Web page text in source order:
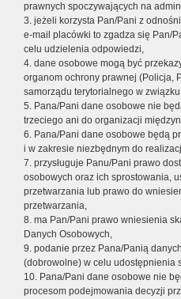
prawnych spoczywających na
3. jeżeli korzysta Pan/Pani z
e-mail placówki to zgadza się Pan/
celu udzielenia odpowiedzi,
4. dane osobowe mogą być
organom ochrony prawnej (Policja,
samorządu terytorialnego w
5. Pana/Pani dane osobowe nie
trzeciego ani do organizacji
6. Pana/Pani dane osobowe będą
i w zakresie niezbędnym do
7. przysługuje Panu/Pani prawo
osobowych oraz ich sprostowania,
przetwarzania lub prawo do
przetwarzania,
8. ma Pan/Pani prawo wniesienia
Danych Osobowych,
9. podanie przez Pana/Panią
(dobrowolne) w celu udostępnienia
10. Pana/Pani dane osobowe nie
procesom podejmowania decyzji